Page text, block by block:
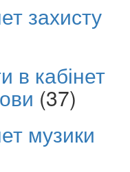
захисту
в кабінет
(37)
музики